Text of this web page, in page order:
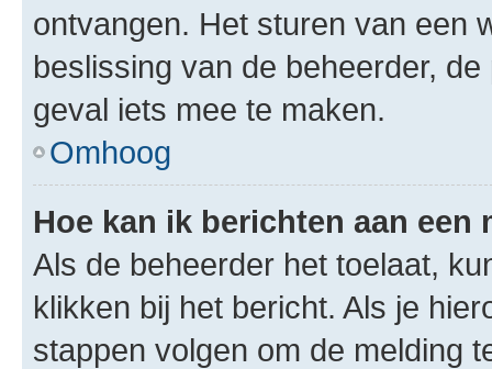
ontvangen. Het sturen van een
beslissing van de beheerder,
geval iets mee te maken.
Omhoog
Hoe kan ik berichten aan een
Als de beheerder het toelaat,
klikken bij het bericht. Als je
stappen volgen om de melding